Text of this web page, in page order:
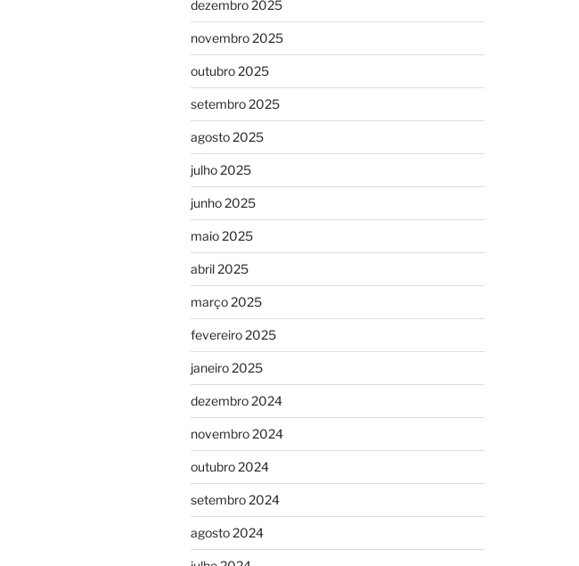
dezembro 2025
novembro 2025
outubro 2025
setembro 2025
agosto 2025
julho 2025
junho 2025
maio 2025
abril 2025
março 2025
fevereiro 2025
janeiro 2025
dezembro 2024
novembro 2024
outubro 2024
setembro 2024
agosto 2024